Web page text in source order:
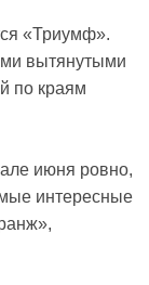
«Триумф».
вытянутыми
по краям
июня ровно,
интересные